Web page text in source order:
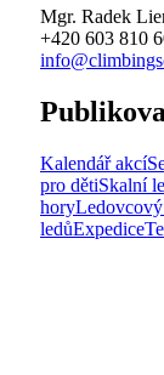
Mgr. Radek
+420 603 810
Kalendář akcí
pro dětiSkalní
hory
ledůExpedice